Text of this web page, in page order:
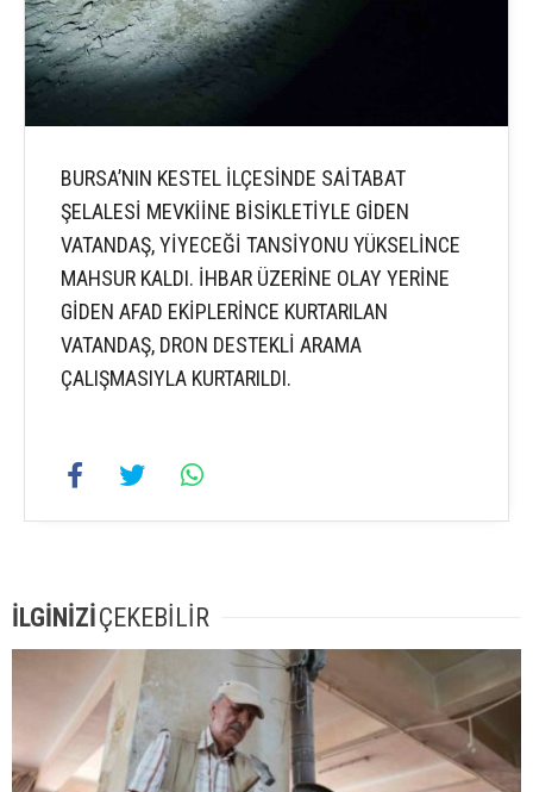
BURSA’NIN KESTEL İLÇESİNDE SAİTABAT
ŞELALESİ MEVKİİNE BİSİKLETİYLE GİDEN
VATANDAŞ, YİYECEĞİ TANSİYONU YÜKSELİNCE
MAHSUR KALDI. İHBAR ÜZERİNE OLAY YERİNE
GİDEN AFAD EKİPLERİNCE KURTARILAN
VATANDAŞ, DRON DESTEKLİ ARAMA
ÇALIŞMASIYLA KURTARILDI.
İLGİNİZİÇEKEBİLİR